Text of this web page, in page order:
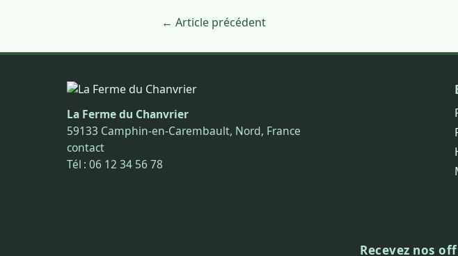
← Article précédent
La Ferme du Chanvrier
59133 Camphin-en-Carembault, Nord, France
contact
Tél : 06 12 34 56 78
Recevez nos